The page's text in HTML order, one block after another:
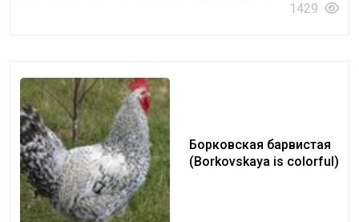
1429
Борковская барвистая
(Borkovskaya is colorful)